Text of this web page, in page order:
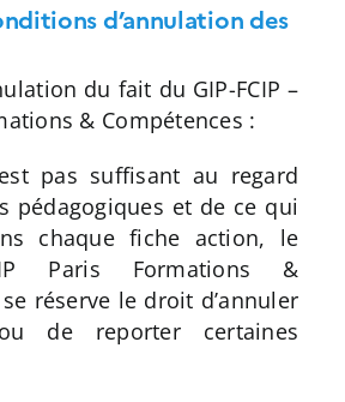
d’annulation des
du fait du GIP-FCIP –
& Compétences :
pas suffisant au regard
pédagogiques et de ce qui
chaque fiche action, le
Paris Formations &
réserve le droit d’annuler
de reporter certaines